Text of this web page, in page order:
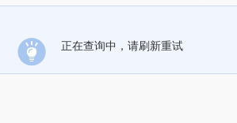
正在查询中，请刷新重试